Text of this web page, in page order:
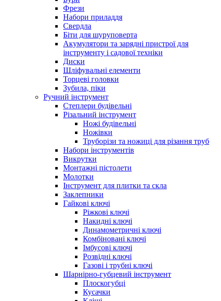
Фрези
Набори приладдя
Свердла
Біти для шуруповерта
Акумулятори та зарядні пристрої для
інструменту і садової техніки
Диски
Шліфувальні елементи
Торцеві головки
Зубила, піки
Ручний інструмент
Степлери будівельні
Різальний інструмент
Ножі будівельні
Ножівки
Труборізи та ножиці для різання труб
Набори інструментів
Викрутки
Монтажні пістолети
Молотки
Інструмент для плитки та скла
Заклепники
Гайкові ключі
Ріжкові ключі
Накидні ключі
Динамометричні ключі
Комбіновані ключі
Імбусові ключі
Розвідні ключі
Газові і трубні ключі
Шарнірно-губцевий інструмент
Плоскогубцi
Кусачки